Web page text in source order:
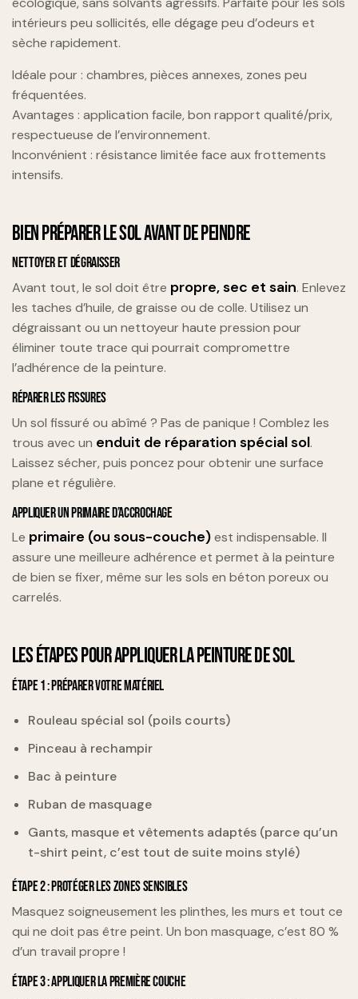
intérieurs peu sollicités, elle dégage peu d’odeurs et
sèche rapidement.
Idéale pour : chambres, pièces annexes, zones peu
fréquentées.
Avantages : application facile, bon rapport qualité/prix,
respectueuse de l’environnement.
Inconvénient : résistance limitée face aux frottements
intensifs.
BIEN PRÉPARER LE SOL AVANT DE PEINDRE
NETTOYER ET DÉGRAISSER
Avant tout, le sol doit être propre, sec et sain. Enlevez
les taches d’huile, de graisse ou de colle. Utilisez un
dégraissant ou un nettoyeur haute pression pour
éliminer toute trace qui pourrait compromettre
l’adhérence de la peinture.
RÉPARER LES FISSURES
Un sol fissuré ou abîmé ? Pas de panique ! Comblez les
trous avec un enduit de réparation spécial sol.
Laissez sécher, puis poncez pour obtenir une surface
plane et régulière.
APPLIQUER UN PRIMAIRE D’ACCROCHAGE
Le primaire (ou sous-couche)est indispensable. Il
assure une meilleure adhérence et permet à la peinture
de bien se fixer, même sur les sols en béton poreux ou
carrelés.
LES ÉTAPES POUR APPLIQUER LA PEINTURE DE SOL
ÉTAPE 1 : PRÉPARER VOTRE MATÉRIEL
Rouleau spécial sol (poils courts)
Pinceau à rechampir
Bac à peinture
Ruban de masquage
Gants, masque et vêtements adaptés (parce qu’un
t-shirt peint, c’est tout de suite moins stylé)
ÉTAPE 2 : PROTÉGER LES ZONES SENSIBLES
Masquez soigneusement les plinthes, les murs et tout ce
qui ne doit pas être peint. Un bon masquage, c’est 80 %
d’un travail propre !
ÉTAPE 3 : APPLIQUER LA PREMIÈRE COUCHE